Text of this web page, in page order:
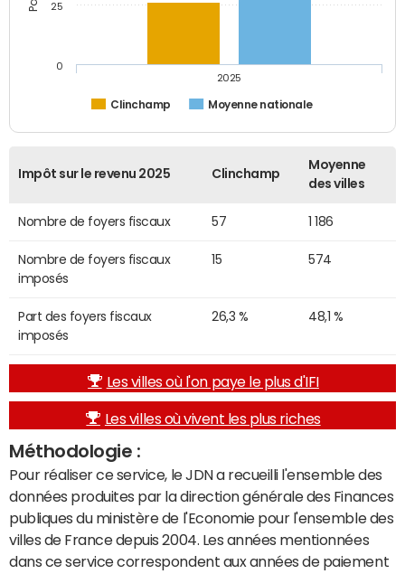
Clinchamp Moyenne nationale
2025
0
25
Impôt sur le revenu 2025 Clinchamp
Moyenne
des villes
Nombre de foyers fiscaux 57 1 186
Nombre de foyers fiscaux
imposés
15 574
Part des foyers fiscaux
imposés
26,3 % 48,1 %
Les villes où l'on paye le plus d'IFI
Les villes où vivent les plus riches
Méthodologie :
Pour réaliser ce service, le JDN a recueilli l'ensemble des
données produites par la direction générale des Finances
publiques du ministère de l'Economie pour l'ensemble des
villes de France depuis 2004. Les années mentionnées
dans ce service correspondent aux années de paiement